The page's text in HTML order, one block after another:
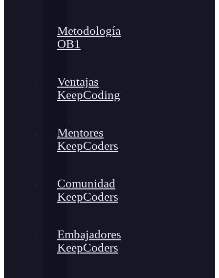
Metodología
OB1
Ventajas
KeepCoding
Mentores
KeepCoders
Comunidad
KeepCoders
Embajadores
KeepCoders